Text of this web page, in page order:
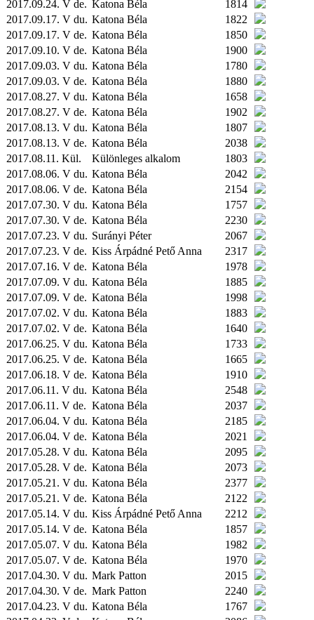
2017.09.24. V de. Katona Béla
1814
2017.09.17. V du. Katona Béla
1822
2017.09.17. V de. Katona Béla
1850
2017.09.10. V de. Katona Béla
1900
2017.09.03. V du. Katona Béla
1780
2017.09.03. V de. Katona Béla
1880
2017.08.27. V du. Katona Béla
1658
2017.08.27. V de. Katona Béla
1902
2017.08.13. V du. Katona Béla
1807
2017.08.13. V de. Katona Béla
2038
2017.08.11. Kül. Különleges alkalom
1803
2017.08.06. V du. Katona Béla
2042
2017.08.06. V de. Katona Béla
2154
2017.07.30. V du. Katona Béla
1757
2017.07.30. V de. Katona Béla
2230
2017.07.23. V du. Surányi Péter
2067
2017.07.23. V de. Kiss Árpádné Pető Anna
2317
2017.07.16. V de. Katona Béla
1978
2017.07.09. V du. Katona Béla
1885
2017.07.09. V de. Katona Béla
1998
2017.07.02. V du. Katona Béla
1883
2017.07.02. V de. Katona Béla
1640
2017.06.25. V du. Katona Béla
1733
2017.06.25. V de. Katona Béla
1665
2017.06.18. V de. Katona Béla
1910
2017.06.11. V du. Katona Béla
2548
2017.06.11. V de. Katona Béla
2037
2017.06.04. V du. Katona Béla
2185
2017.06.04. V de. Katona Béla
2021
2017.05.28. V du. Katona Béla
2095
2017.05.28. V de. Katona Béla
2073
2017.05.21. V du. Katona Béla
2377
2017.05.21. V de. Katona Béla
2122
2017.05.14. V du. Kiss Árpádné Pető Anna
2212
2017.05.14. V de. Katona Béla
1857
2017.05.07. V du. Katona Béla
1982
2017.05.07. V de. Katona Béla
1970
2017.04.30. V du. Mark Patton
2015
2017.04.30. V de. Mark Patton
2240
2017.04.23. V du. Katona Béla
1767